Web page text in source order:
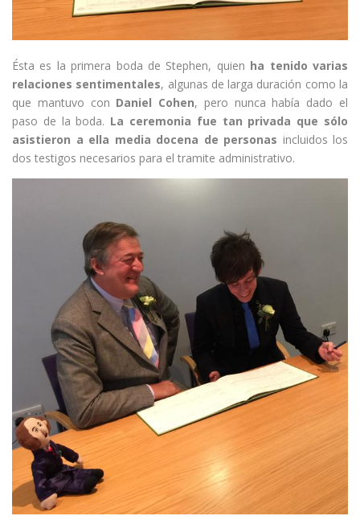
Ésta es la primera boda de Stephen, quien ha tenido varias
relaciones sentimentales, algunas de larga duración como la
que mantuvo con Daniel Cohen, pero nunca había dado el
paso de la boda. La ceremonia fue tan privada que sólo
asistieron a ella media docena de personas incluidos los
dos testigos necesarios para el tramite administrativo.